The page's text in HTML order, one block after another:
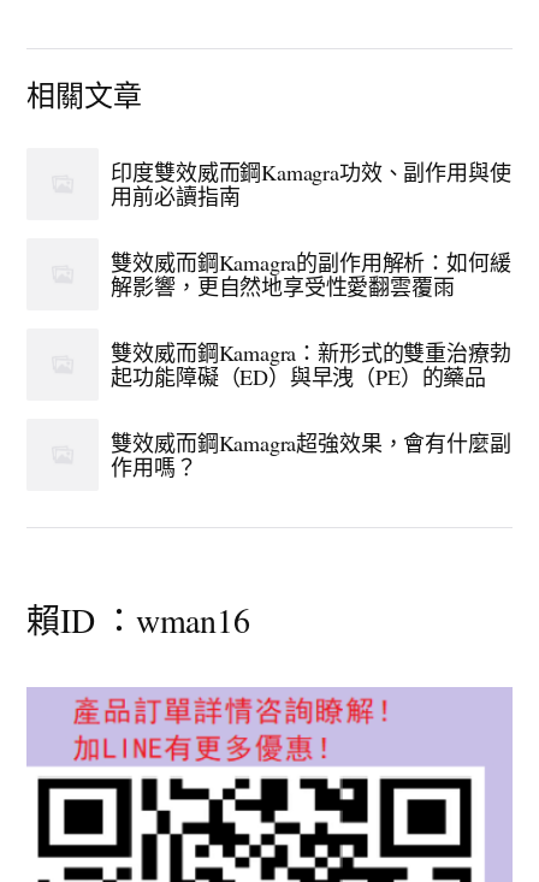
相關文章
印度雙效威而鋼Kamagra功效、副作用與使
用前必讀指南
雙效威而鋼Kamagra的副作用解析：如何緩
解影響，更自然地享受性愛翻雲覆雨
雙效威而鋼Kamagra：新形式的雙重治療勃
起功能障礙（ED）與早洩（PE）的藥品
雙效威而鋼Kamagra超強效果，會有什麼副
作用嗎？
賴ID ：wman16